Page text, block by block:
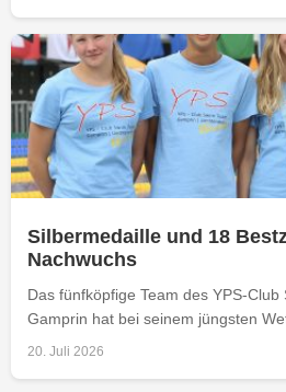
Silbermedaille und 18
Nachwuchs
Das fünfköpfige Team des YPS-Club
Gamprin hat bei seinem jüngsten
20. Juli 2026